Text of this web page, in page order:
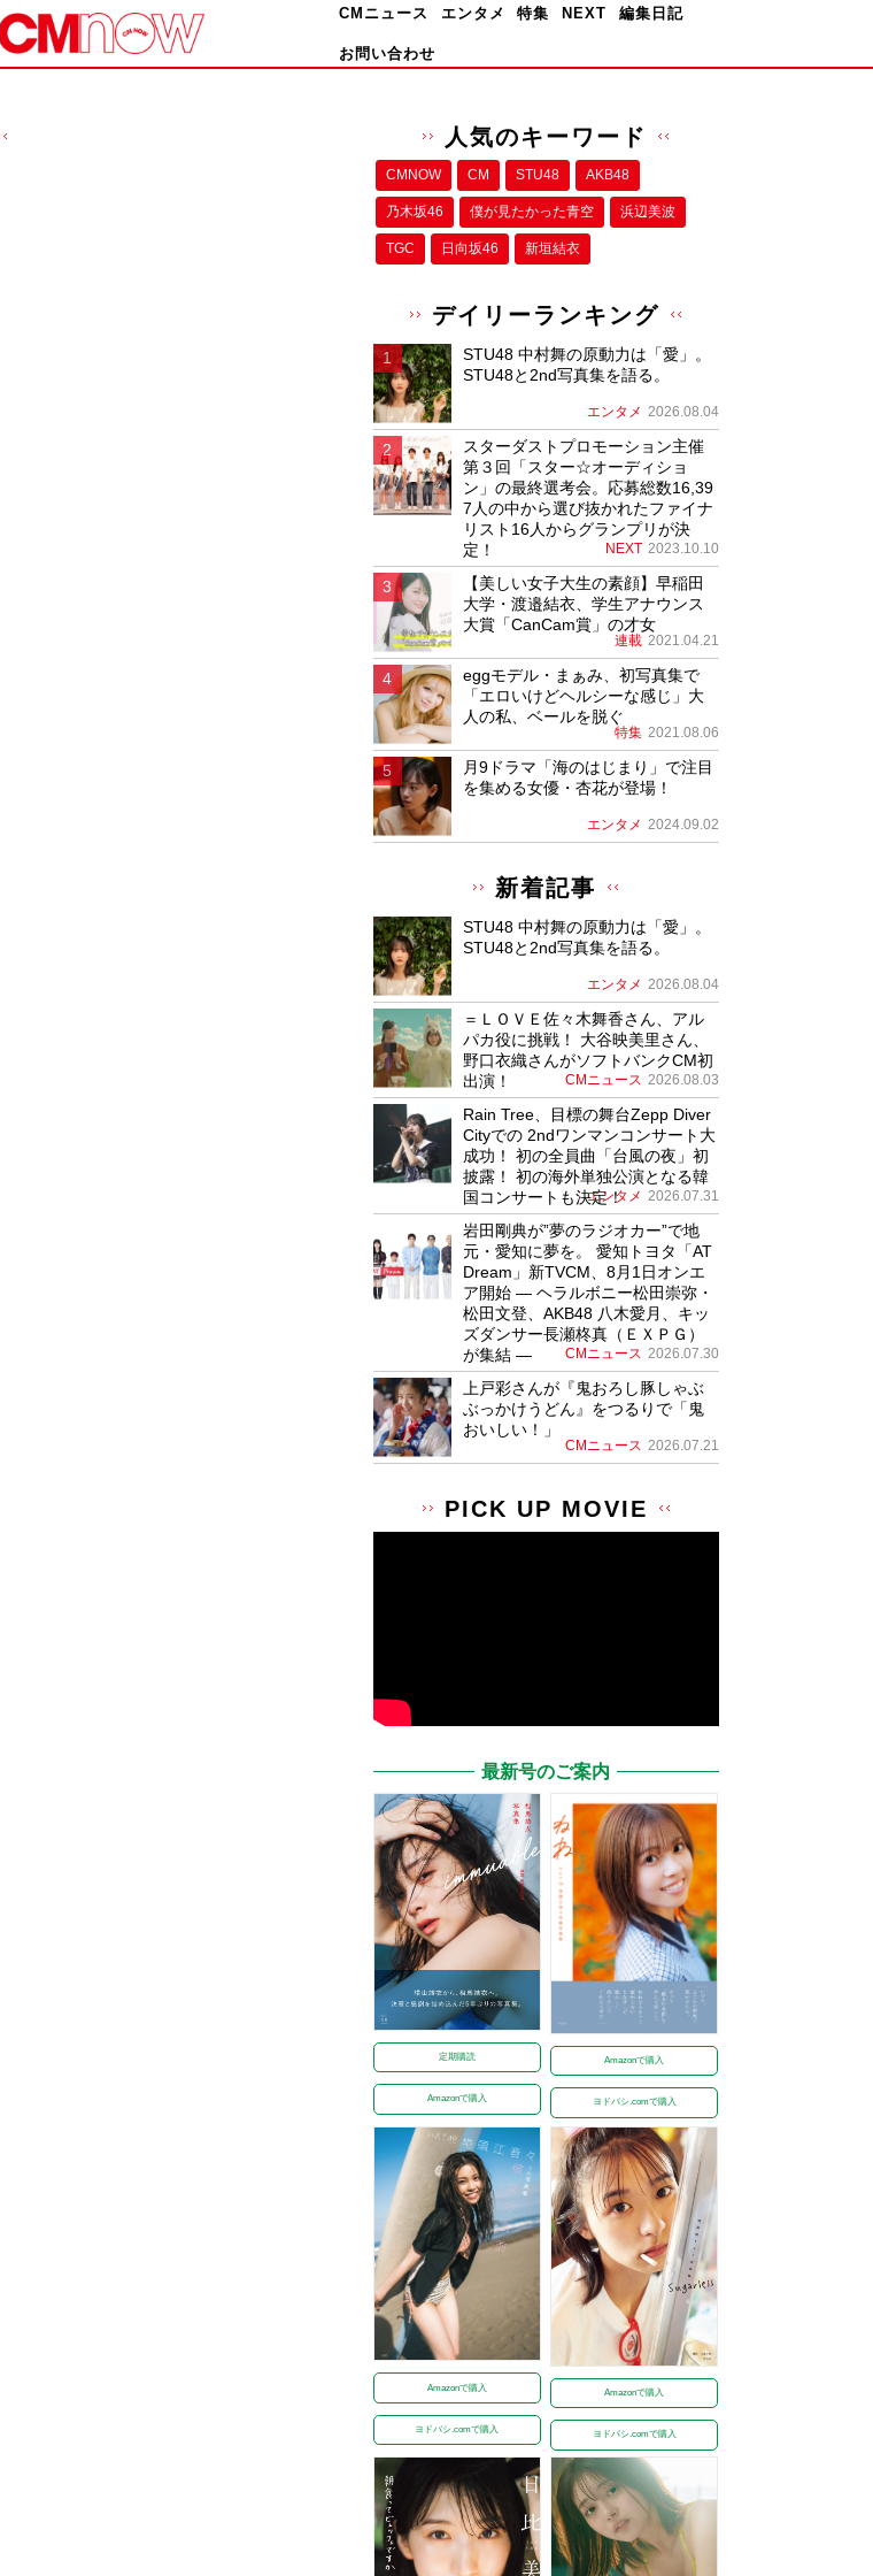
CMニュース エンタメ 特集 NEXT 編集日記
お問い合わせ
人気のキーワード
CMNOW CM STU48 AKB48
乃木坂46 僕が⾒たかった⻘空 浜辺美波
TGC 日向坂46 新垣結衣
デイリーランキング
STU48 中村舞の原動力は「愛」。
STU48と2nd写真集を語る。
エンタメ 2026.08.04
スターダストプロモーション主催
第３回「スター☆オーディショ
ン」の最終選考会。応募総数16,39
7人の中から選び抜かれたファイナ
リスト16人からグランプリが決
定！
NEXT 2023.10.10
【美しい女子大生の素顔】早稲田
大学・渡邉結衣、学生アナウンス
大賞「CanCam賞」の才女
連載 2021.04.21
eggモデル・まぁみ、初写真集で
「エロいけどヘルシーな感じ」大
人の私、ベールを脱ぐ
特集 2021.08.06
月9ドラマ「海のはじまり」で注目
を集める女優・杏花が登場！
エンタメ 2024.09.02
新着記事
STU48 中村舞の原動力は「愛」。
STU48と2nd写真集を語る。
エンタメ 2026.08.04
＝ＬＯＶＥ佐々木舞香さん、アル
パカ役に挑戦！ 大谷映美里さん、
野口衣織さんがソフトバンクCM初
出演！
CMニュース 2026.08.03
Rain Tree、目標の舞台Zepp Diver
Cityでの 2ndワンマンコンサート大
成功！ 初の全員曲「台風の夜」初
披露！ 初の海外単独公演となる韓
国コンサートも決定！
エンタメ 2026.07.31
岩田剛典が”夢のラジオカー”で地
元・愛知に夢を。 愛知トヨタ「AT
Dream」新TVCM、8月1日オンエ
ア開始 ― ヘラルボニー松田崇弥・
松田文登、AKB48 八木愛月、キッ
ズダンサー長瀬柊真（ＥＸＰＧ）
が集結 ―
CMニュース 2026.07.30
上戸彩さんが『鬼おろし豚しゃぶ
ぶっかけうどん』をつるりで「鬼
おいしい！」
CMニュース 2026.07.21
PICK UP MOVIE
最新号のご案内
定期購読
Amazonで購入
Amazonで購入
ヨドバシ.comで購入
Amazonで購入
ヨドバシ.comで購入
Amazonで購入
ヨドバシ.comで購入